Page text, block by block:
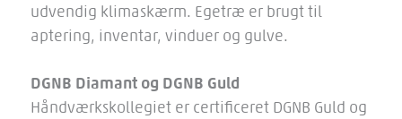
udvendig klimaskærm. Egetræ er brugt til
aptering, inventar, vinduer og gulve.
DGNB Diamant og DGNB Guld
Håndværkskollegiet er certificeret DGNB Guld og